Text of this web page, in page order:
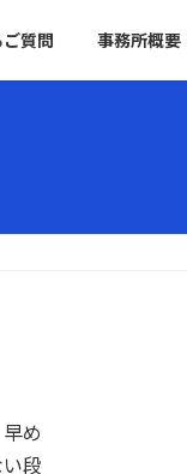
質問 事務所概要
め
段